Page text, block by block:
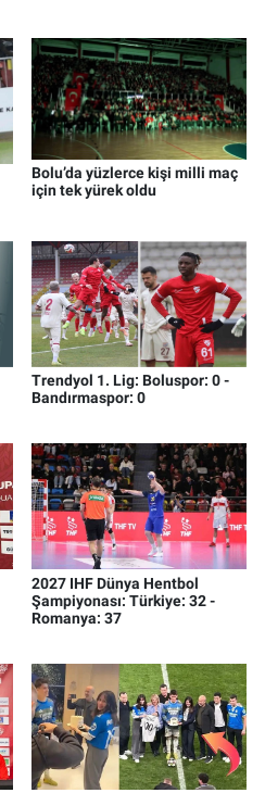
Bolu’da yüzlerce kişi milli maç
için tek yürek oldu
Trendyol 1. Lig: Boluspor: 0 -
Bandırmaspor: 0
2027 IHF Dünya Hentbol
Şampiyonası: Türkiye: 32 -
Romanya: 37